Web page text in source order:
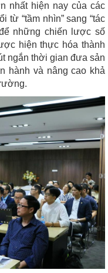
nhất hiện nay của các
từ “tầm nhìn” sang “tác
những chiến lược số
hiện thực hóa thành
ngắn thời gian đưa sản
hành và nâng cao khả